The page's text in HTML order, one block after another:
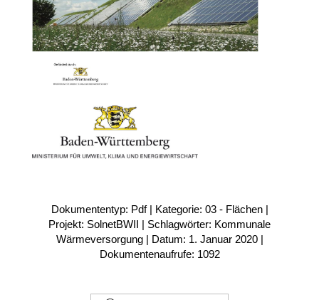
Dokumententyp: Pdf | Kategorie: 03 - Flächen |
Projekt: SolnetBWII | Schlagwörter: Kommunale
Wärmeversorgung | Datum: 1. Januar 2020 |
Dokumentenaufrufe: 1092